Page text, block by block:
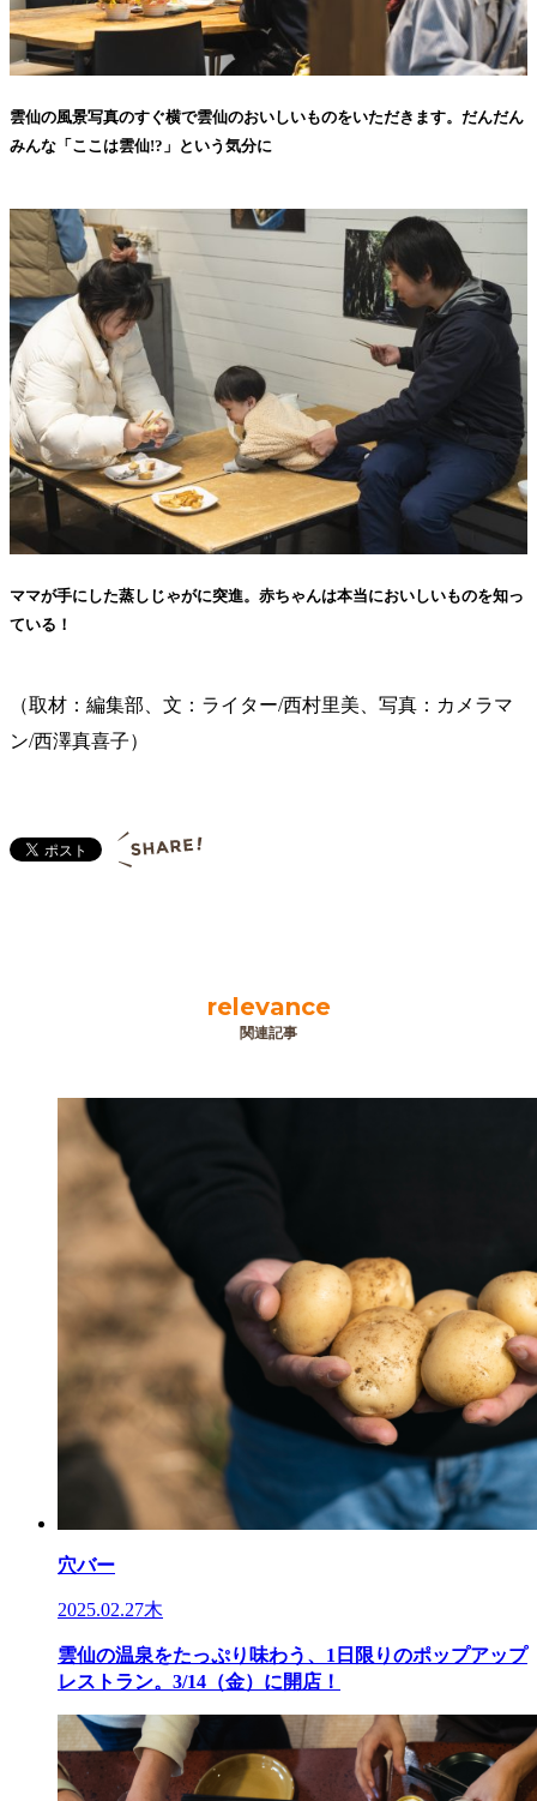
雲仙の風景写真のすぐ横で雲仙のおいしいものをいただきます。だんだん
みんな「ここは雲仙!?」という気分に
ママが手にした蒸しじゃがに突進。赤ちゃんは本当においしいものを知っ
ている！
（取材：編集部、文：ライター/西村里美、写真：カメラマ
ン/西澤真喜子）
relevance
関連記事
穴バー
2025.02.27木
雲仙の温泉をたっぷり味わう、1日限りのポップアップ
レストラン。3/14（金）に開店！